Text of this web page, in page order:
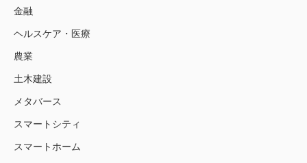
金融
ヘルスケア・医療
農業
土木建設
メタバース
スマートシティ
スマートホーム